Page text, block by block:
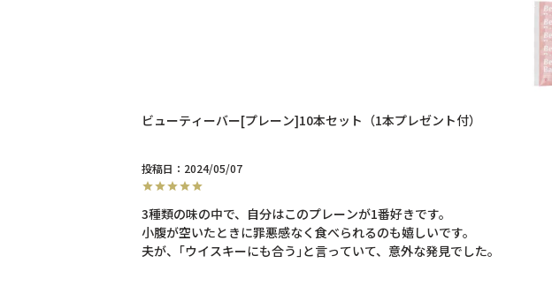
ビューティーバー[プレーン]10本セット（1本プレゼント付）
投稿日 2024/05/07
3種類の味の中で、自分はこのプレーンが1番好きです。
小腹が空いたときに罪悪感なく食べられるのも嬉しいです。